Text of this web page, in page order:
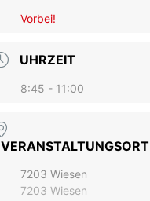
Vorbei!
UHRZEIT
8:45 - 11:00
VERANSTALTUNGSORT
7203 Wiesen
7203 Wiesen